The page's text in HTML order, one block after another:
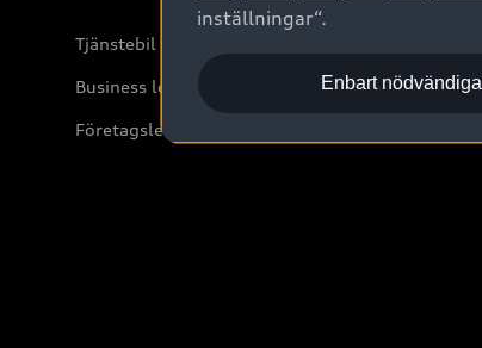
Tjänstebil
Business lease online
Företagsleasing
inställningar“.
Enbart nödvändiga